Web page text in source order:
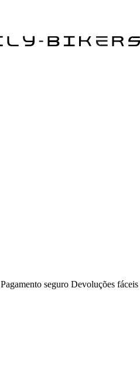
Pagamento seguro Devoluções fáceis